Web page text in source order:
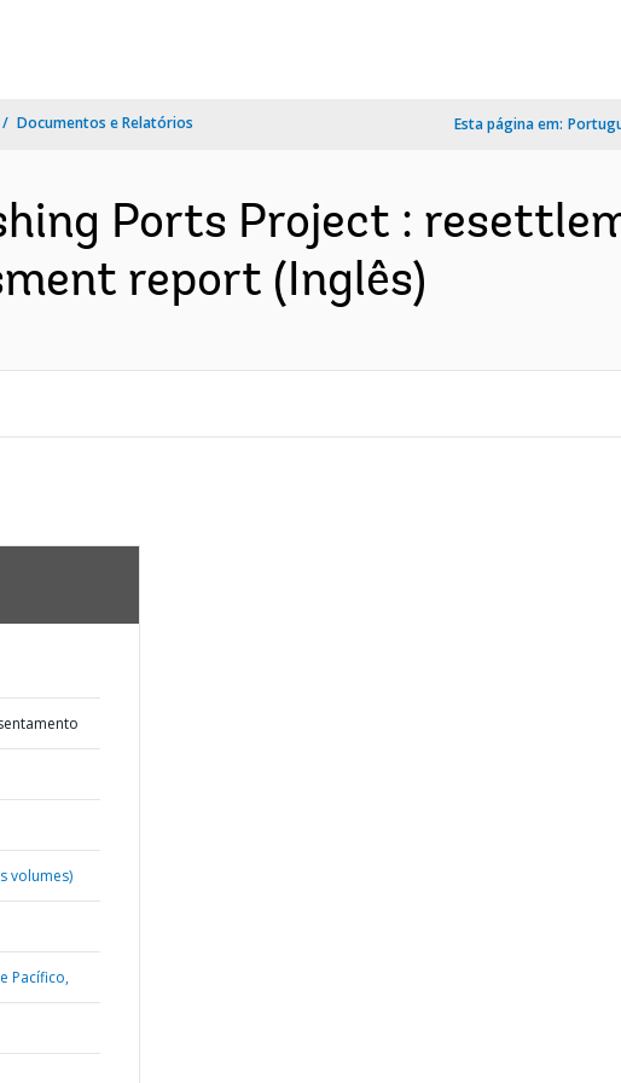
Documentos e Relatórios Esta página em:
Ports Project :
report (Inglês)
volumes)
Pacífico,